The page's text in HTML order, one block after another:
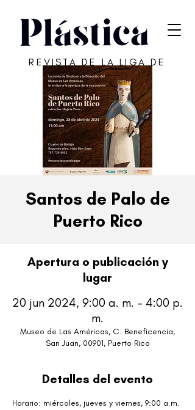
REVISTA DE LA LIGA DE
ARTE DE SAN JUAN
Santos de Palo de
Puerto Rico
Apertura o publicación y
lugar
20 jun 2024, 9:00 a. m. – 4:00 p.
m.
Museo de Las Américas, C. Beneficencia,
San Juan, 00901, Puerto Rico
Detalles del evento
Horario: miércoles, jueves y viernes, 9:00 a.m.